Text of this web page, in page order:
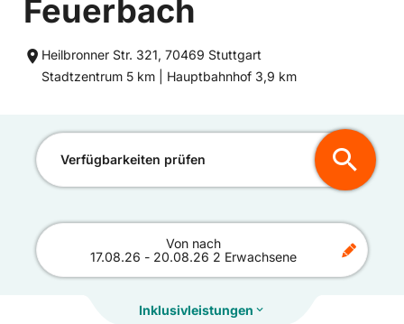
Feuerbach
Heilbronner Str. 321, 70469 Stuttgart
Entfernung
Stadtzentrum 5 km | Entfernung
Hauptbahnhof 3,9 km
Verfügbarkeiten prüfen
Von nach
17.08.26 - 20.08.26 2 Erwachsene
Inklusivleistungen